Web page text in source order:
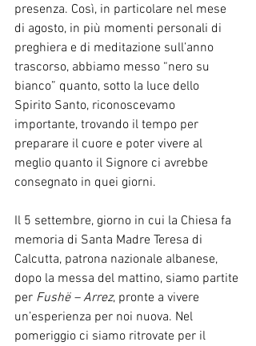
presenza. Così, in particolare nel mese
di agosto, in più momenti personali di
preghiera e di meditazione sull’anno
trascorso, abbiamo messo “nero su
bianco” quanto, sotto la luce dello
Spirito Santo, riconoscevamo
importante, trovando il tempo per
preparare il cuore e poter vivere al
meglio quanto il Signore ci avrebbe
consegnato in quei giorni.
Il 5 settembre, giorno in cui la Chiesa fa
memoria di Santa Madre Teresa di
Calcutta, patrona nazionale albanese,
dopo la messa del mattino, siamo partite
per Fushë – Arrez, pronte a vivere
un’esperienza per noi nuova. Nel
pomeriggio ci siamo ritrovate per il